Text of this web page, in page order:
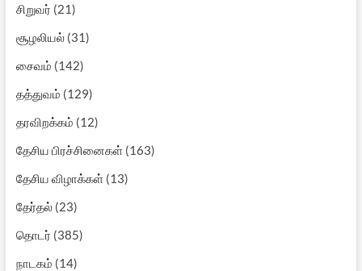
சிறுவர் (21)
சூழலியல்(31)
சைவம் (142)
தத்துவம் (129)
தரவிறக்கம் (12)
தேசிய பிரச்சினைகள்(163)
தேசிய விழாக்கள்(13)
தேர்தல்(23)
தொடர் (385)
நாடகம் (14)